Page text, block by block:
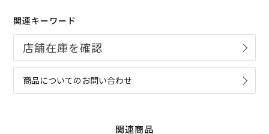
関連キーワード
商品についてのお問い合わせ
関連商品